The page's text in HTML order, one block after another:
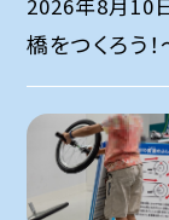
2026年8月10
橋をつくろう